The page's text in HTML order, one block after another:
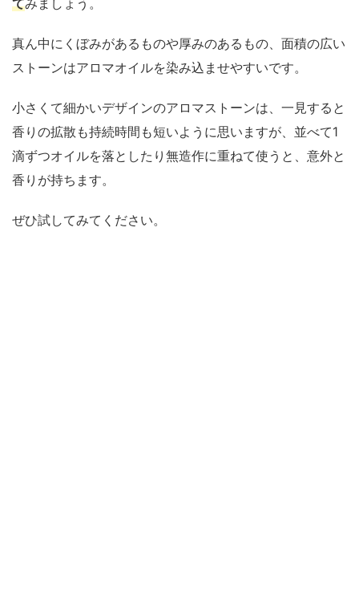
真ん中にくぼみがあるものや厚みのあるもの、面積の広い
ストーンはアロマオイルを染み込ませやすいです。
小さくて細かいデザインのアロマストーンは、一見すると
香りの拡散も持続時間も短いように思いますが、並べて1
滴ずつオイルを落としたり無造作に重ねて使うと、意外と
香りが持ちます。
ぜひ試してみてください。